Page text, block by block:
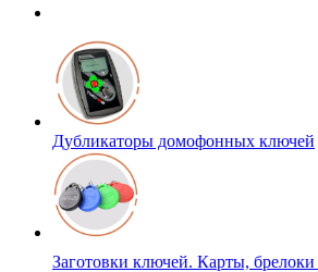
Дубликаторы домофонных ключей
Заготовки ключей. Карты, брелоки